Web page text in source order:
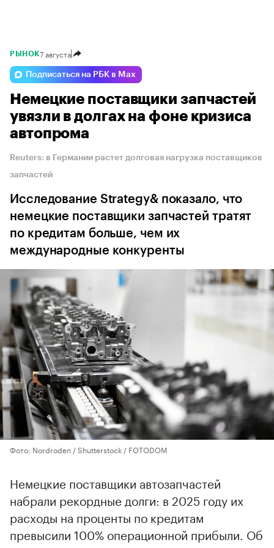
РЫНОК7 августа
Подписаться на РБК в Max
Немецкие поставщики запчастей
увязли в долгах на фоне кризиса
автопрома
Reuters: в Германии растет долговая нагрузка поставщиков
запчастей
Исследование Strategy& показало, что
немецкие поставщики запчастей тратят
по кредитам больше, чем их
международные конкуренты
Фото: Nordroden / Shutterstock / FOTODOM
Немецкие поставщики автозапчастей
набрали рекордные долги: в 2025 году их
расходы на проценты по кредитам
превысили 100% операционной прибыли. Об